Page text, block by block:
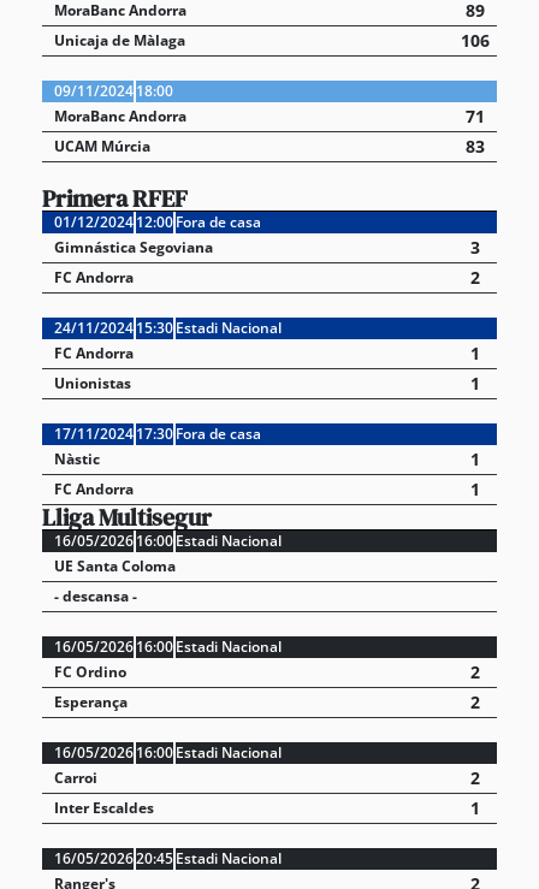
MoraBanc Andorra
89
Unicaja de Màlaga 106
09/11/202418:00
MoraBanc Andorra
71
UCAM Múrcia 83
Primera RFEF
01/12/202412:00Fora de casa
Gimnástica Segoviana
3
FC Andorra 2
24/11/202415:30Estadi Nacional
FC Andorra
1
Unionistas 1
17/11/202417:30Fora de casa
Nàstic
1
FC Andorra 1
Lliga Multisegur
16/05/202616:00Estadi Nacional
UE Santa Coloma
- descansa -
16/05/202616:00Estadi Nacional
FC Ordino
2
Esperança 2
16/05/202616:00Estadi Nacional
Carroi
2
Inter Escaldes 1
16/05/202620:45Estadi Nacional
Ranger's
2